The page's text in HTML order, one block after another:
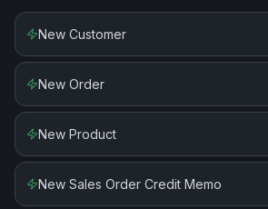
New Customer
New Order
New Product
New Sales Order Credit Memo